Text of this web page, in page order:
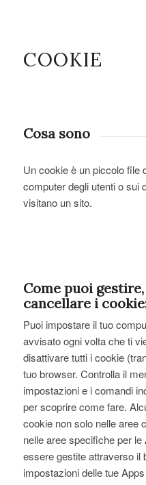
COOKIE
Cosa sono
Un cookie è un piccolo file
computer degli utenti o sui
visitano un sito.
Come puoi
cancellare i
Puoi impostare il tuo
avvisato ogni volta che ti
disattivare tutti i cookie
tuo browser. Controlla il
impostazioni e i comandi
per scoprire come fare.
cookie non solo nelle aree
nelle aree specifiche per
essere gestite attraverso il
impostazioni delle tue